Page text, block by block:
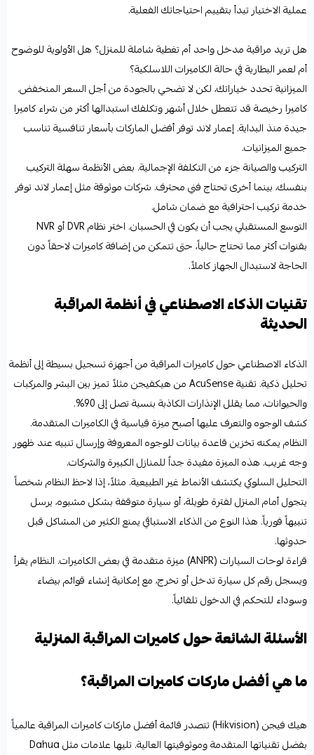
عملية الاختيار تبدأ بتقييم احتياجاتك الفعلية.
هل تريد مراقبة مدخل واحد أم تغطية شاملة للمنزل؟ هل الأولوية للوضوح
أم لعمر البطارية في حالة الكاميرات اللاسلكية؟
الميزانية تحدد خياراتك، لكن لا تضحي بالجودة من أجل السعر المنخفض.
كاميرا رخيصة قد تتعطل خلال أشهر وتكلفك استبدالها أكثر من شراء كاميرا
جيدة منذ البداية. إعمار لاند توفر أفضل الماركات بأسعار تنافسية تناسب
جميع الميزانيات.
التركيب والصيانة جزء من التكلفة الإجمالية. بعض الأنظمة سهلة التركيب
بنفسك، بينما أخرى تحتاج فني محترف. شركات موثوقة مثل إعمار لاند توفر
خدمة تركيب احترافية مع ضمان شامل.
التوسع المستقبلي يجب أن يكون في الحسبان. اختر نظام DVR أو NVR
بقنوات أكثر مما تحتاج حالياً، حتى تتمكن من إضافة كاميرات لاحقاً دون
الحاجة لاستبدال الجهاز كاملاً.
تقنيات الذكاء الاصطناعي في أنظمة المراقبة
الحديثة
الذكاء الاصطناعي حول كاميرات المراقبة من أجهزة تسجيل بسيطة إلى أنظمة
تحليل ذكية. تقنية AcuSense من هيكفيجن مثلاً تميز بين البشر والمركبات
والحيوانات، مما يقلل الإنذارات الكاذبة بنسبة تصل إلى 90%.
كشف الوجوه والتعرف عليها أصبح ميزة قياسية في الكاميرات المتقدمة.
النظام يمكنه تخزين قاعدة بيانات للوجوه المعروفة وإرسال تنبيه عند ظهور
وجه غريب. هذه الميزة مفيدة جداً للمنازل الكبيرة والشركات.
التحليل السلوكي يكتشف الأنماط غير الطبيعية. مثلاً، إذا لاحظ النظام شخصاً
يتجول أمام المنزل لفترة طويلة، أو سيارة متوقفة بشكل مشبوه، يرسل
تنبيهاً فورياً. هذا النوع من الذكاء الاستباقي يمنع الكثير من المشاكل قبل
حدوثها.
قراءة لوحات السيارات (ANPR) ميزة متقدمة في بعض الكاميرات. النظام يقرأ
ويسجل رقم كل سيارة تدخل أو تخرج، مع إمكانية إنشاء قوائم بيضاء
وسوداء للتحكم في الدخول تلقائياً.
الأسئلة الشائعة حول كاميرات المراقبة المنزلية
ما هي أفضل ماركات كاميرات المراقبة؟
هيك فيجن (Hikvision) تتصدر قائمة أفضل ماركات كاميرات المراقبة عالمياً
بفضل تقنياتها المتقدمة وموثوقيتها العالية. تليها علامات مثل Dahua